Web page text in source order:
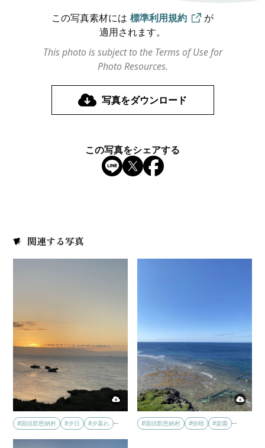
この写真素材には 標準利用規約
が
適用されます。
This photo is subject to the Terms of Use for
Photo Resources.
写真をダウンロード
この写真をシェアする
関連する写真
#国頭郡恩納村 #夕日 #夕暮れ … #国頭郡恩納村 #快晴 #楽園 …